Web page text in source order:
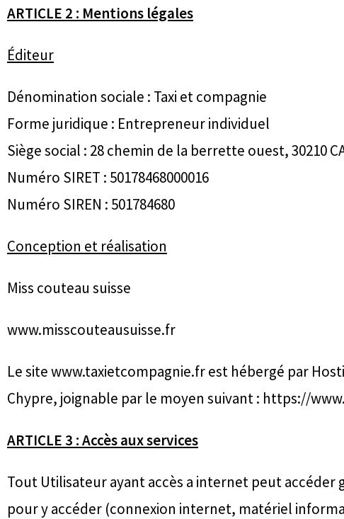
ARTICLE 2 : Mentions légales
Éditeur
Dénomination sociale : Taxi et compagnie
Forme juridique : Entrepreneur individuel
Siège social : 28 chemin de la berrette ouest, 30210
Numéro SIRET : 50178468000016
Numéro SIREN : 501784680
Conception et réalisation
Miss couteau suisse
www.misscouteausuisse.fr
Le site www.taxietcompagnie.fr est hébergé par
Chypre, joignable par le moyen suivant : https://
ARTICLE 3 : Accès aux services
Tout Utilisateur ayant accès a internet peut
pour y accéder (connexion internet, matériel